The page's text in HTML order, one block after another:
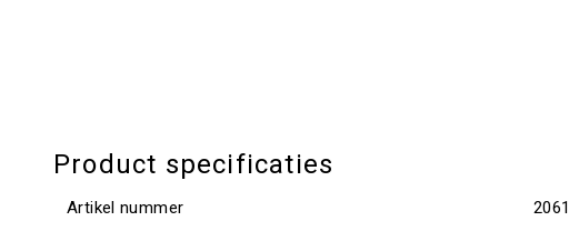
Product specificaties
Artikel nummer 2061